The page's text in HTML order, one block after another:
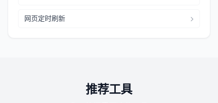
网页定时刷新
推荐工具